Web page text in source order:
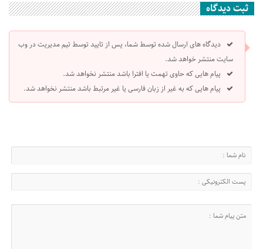
ثبت دیدگاه
دیدگاه های ارسال شده توسط شما، پس از تایید توسط تیم مدیریت در وب
سایت منتشر خواهد شد.
پیام هایی که حاوی تهمت یا افترا باشد منتشر نخواهد شد.
پیام هایی که به غیر از زبان فارسی یا غیر مرتبط باشد منتشر نخواهد شد.